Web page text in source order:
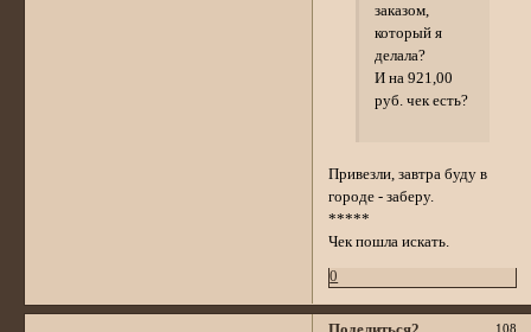
заказом,
который я
делала?
И на 921,00
руб. чек есть?
Привезли, завтра буду в
городе - заберу.
*****
Чек пошла искать.
0
108